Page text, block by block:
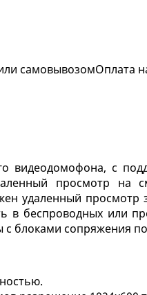
самовывозомОплата
видеодомофона, с
просмотр на
удаленный
в беспроводных или
с блоками сопряжения